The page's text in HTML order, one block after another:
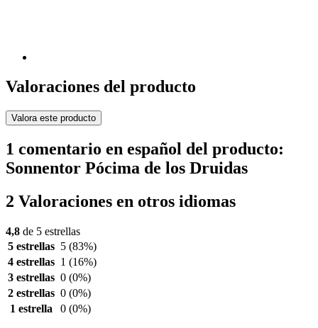
Valoraciones del producto
Valora este producto
1 comentario en español del producto:
Sonnentor Pócima de los Druidas
2 Valoraciones en otros idiomas
4,8 de 5 estrellas
5 estrellas 5 (83%)
4 estrellas 1 (16%)
3 estrellas 0 (0%)
2 estrellas 0 (0%)
1 estrella
0 (0%)